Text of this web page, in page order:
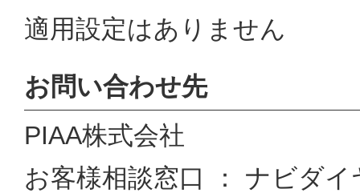
適用設定はありま
お問い合わせ先
PIAA株式会社
お客様相談窓口 ： ナビダ